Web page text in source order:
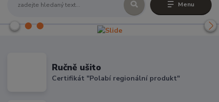
Menu
Ručně ušito
Certifikát "Polabí regionální produkt"